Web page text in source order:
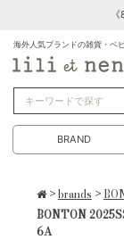
海外人気ブランドの雑貨・ベ
BRAND
>brands >
BONTON
6A